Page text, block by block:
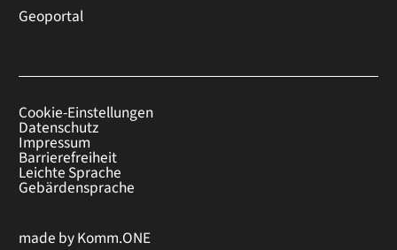
Geoportal
Cookie-Einstellungen
Datenschutz
Impressum
Barrierefreiheit
Leichte Sprache
Gebärdensprache
made byKomm.ONE